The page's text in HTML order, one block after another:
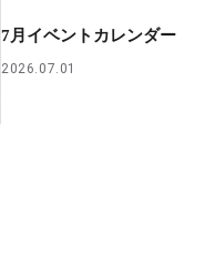
7月イベントカレンダー
2026.07.01